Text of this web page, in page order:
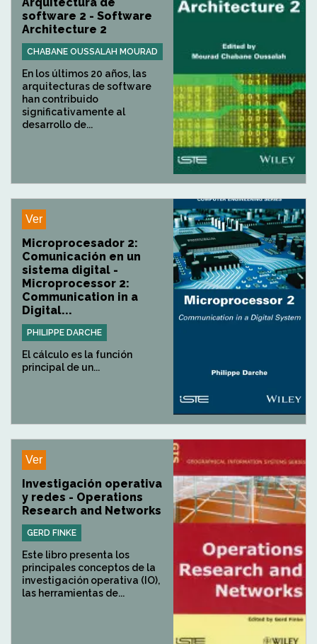
software 2 - Software
Architecture 2
CHABANE OUSSALAH MOURAD
En los últimos 20 años, las
arquitecturas de software
han contribuido
significativamente al
desarrollo de...
Ver
Microprocesador 2:
Comunicación en un
sistema digital -
Microprocessor 2:
Communication in a
Digital...
PHILIPPE DARCHE
El cálculo es la función
principal de un...
Ver
Investigación operativa
y redes - Operations
Research and Networks
GERD FINKE
Este libro presenta los
principales conceptos de la
investigación operativa (IO),
las herramientas de...